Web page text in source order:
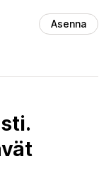
Asenna